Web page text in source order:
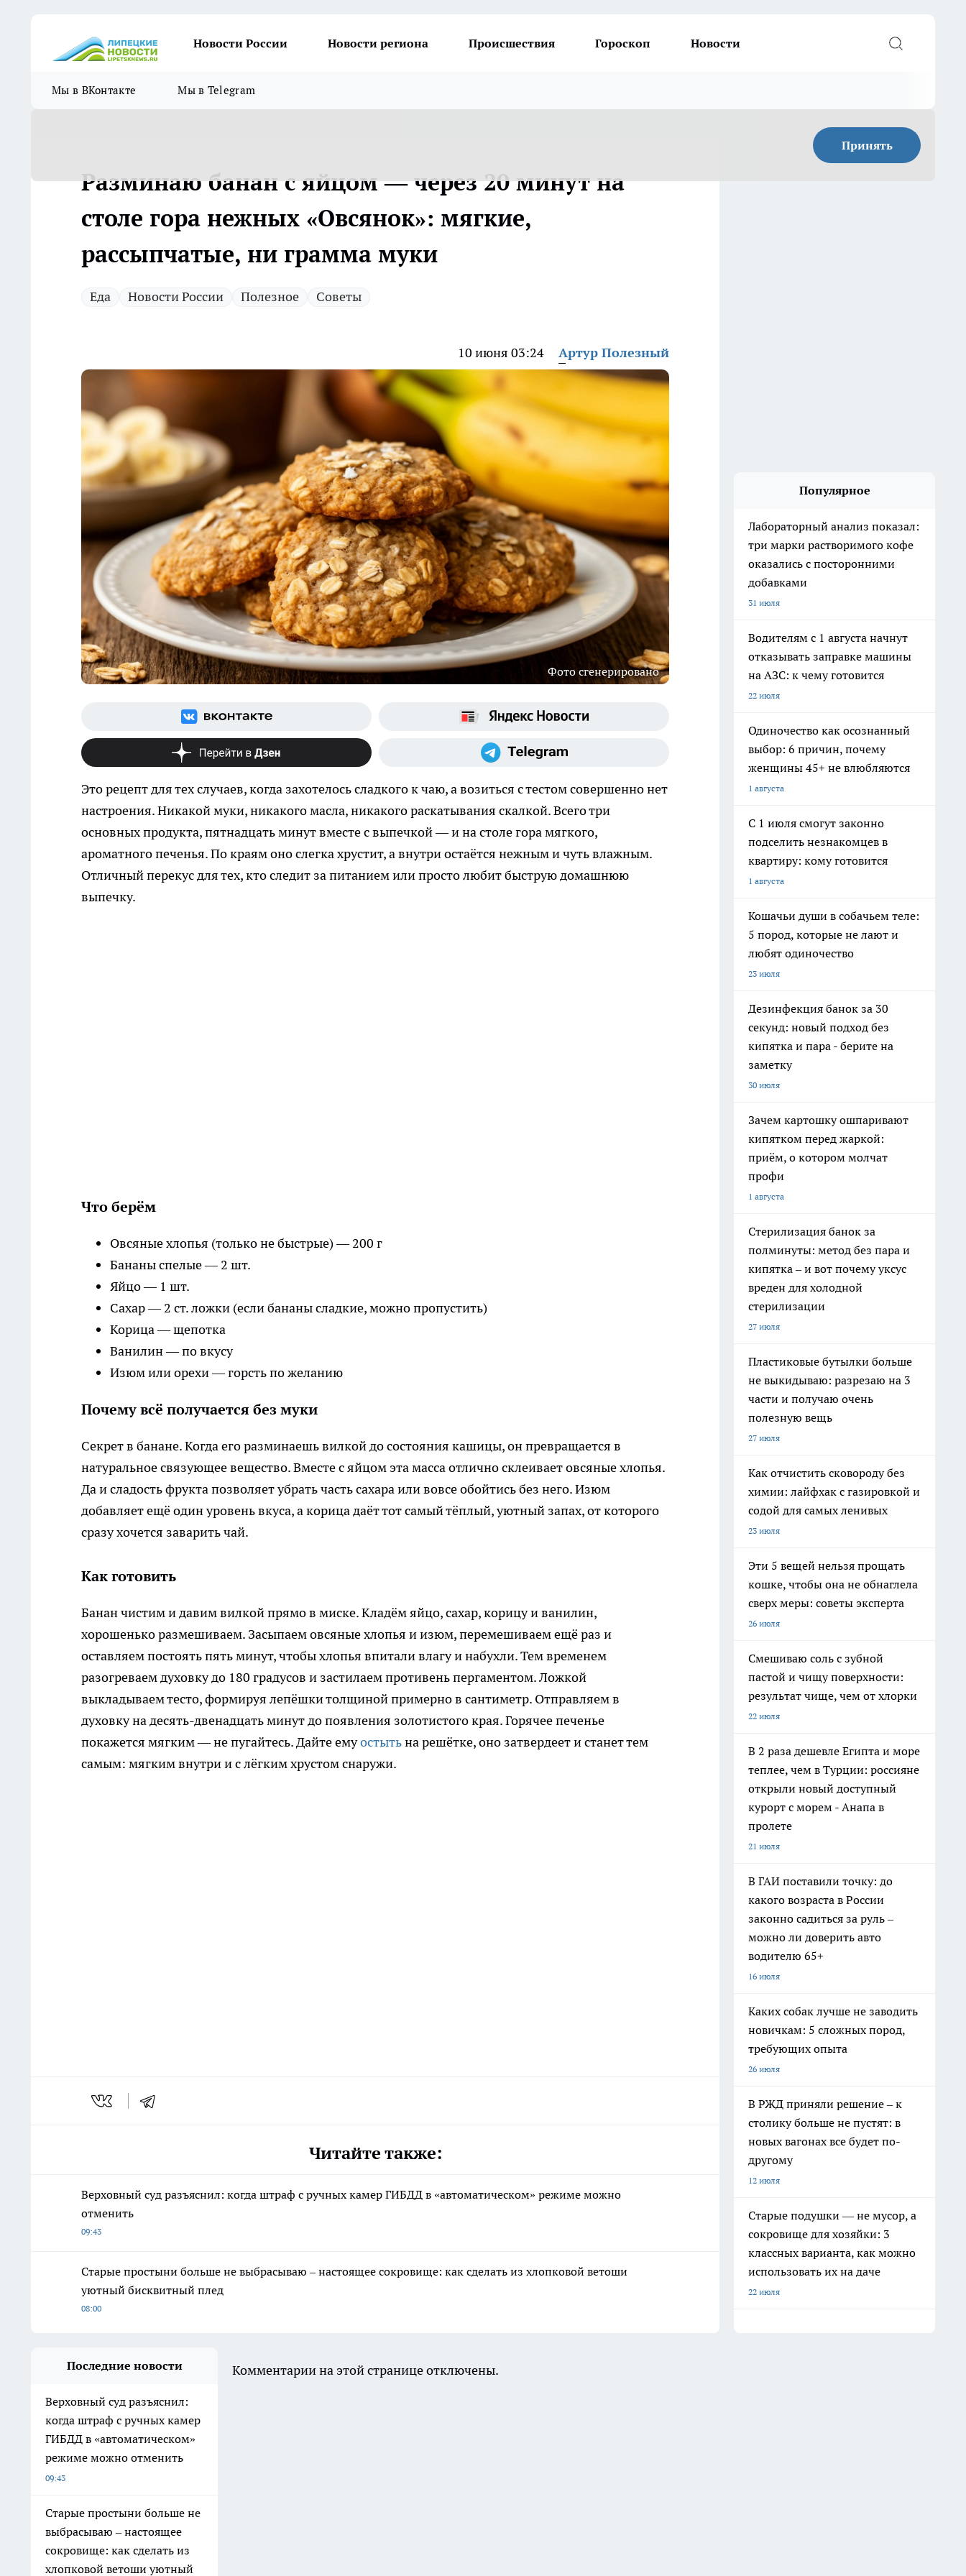
Новости России Новости региона Происшествия Гороскоп Новости
Мы в ВКонтакте Мы в Telegram
Принять
Разминаю банан с яйцом — через 20 минут на
столе гора нежных «Овсянок»: мягкие,
рассыпчатые, ни грамма муки
Еда Новости России Полезное Советы
10 июня 03:24 Артур Полезный
Фото сгенерировано
Это рецепт для тех случаев, когда захотелось сладкого к чаю, а возиться с тестом совершенно нет
настроения. Никакой муки, никакого масла, никакого раскатывания скалкой. Всего три
основных продукта, пятнадцать минут вместе с выпечкой — и на столе гора мягкого,
ароматного печенья. По краям оно слегка хрустит, а внутри остаётся нежным и чуть влажным.
Отличный перекус для тех, кто следит за питанием или просто любит быструю домашнюю
выпечку.
Что берём
Овсяные хлопья (только не быстрые) — 200 г
Бананы спелые — 2 шт.
Яйцо — 1 шт.
Сахар — 2 ст. ложки (если бананы сладкие, можно пропустить)
Корица — щепотка
Ванилин — по вкусу
Изюм или орехи — горсть по желанию
Почему всё получается без муки
Секрет в банане. Когда его разминаешь вилкой до состояния кашицы, он превращается в
натуральное связующее вещество. Вместе с яйцом эта масса отлично склеивает овсяные хлопья.
Да и сладость фрукта позволяет убрать часть сахара или вовсе обойтись без него. Изюм
добавляет ещё один уровень вкуса, а корица даёт тот самый тёплый, уютный запах, от которого
сразу хочется заварить чай.
Как готовить
Банан чистим и давим вилкой прямо в миске. Кладём яйцо, сахар, корицу и ванилин,
хорошенько размешиваем. Засыпаем овсяные хлопья и изюм, перемешиваем ещё раз и
оставляем постоять пять минут, чтобы хлопья впитали влагу и набухли. Тем временем
разогреваем духовку до 180 градусов и застилаем противень пергаментом. Ложкой
выкладываем тесто, формируя лепёшки толщиной примерно в сантиметр. Отправляем в
духовку на десять-двенадцать минут до появления золотистого края. Горячее печенье
покажется мягким — не пугайтесь. Дайте емуостытьна решётке, оно затвердеет и станет тем
самым: мягким внутри и с лёгким хрустом снаружи.
Читайте также:
Верховный суд разъяснил: когда штраф с ручных камер ГИБДД в «автоматическом» режиме можно
отменить
09:43
Старые простыни больше не выбрасываю – настоящее сокровище: как сделать из хлопковой ветоши
уютный бисквитный плед
08:00
Популярное
Лабораторный анализ показал:
три марки растворимого кофе
оказались с посторонними
добавками
31 июля
Водителям с 1 августа начнут
отказывать заправке машины
на АЗС: к чему готовится
22 июля
Одиночество как осознанный
выбор: 6 причин, почему
женщины 45+ не влюбляются
1 августа
С 1 июля смогут законно
подселить незнакомцев в
квартиру: кому готовится
1 августа
Кошачьи души в собачьем теле:
5 пород, которые не лают и
любят одиночество
23 июля
Дезинфекция банок за 30
секунд: новый подход без
кипятка и пара - берите на
заметку
30 июля
Зачем картошку ошпаривают
кипятком перед жаркой:
приём, о котором молчат
профи
1 августа
Стерилизация банок за
полминуты: метод без пара и
кипятка – и вот почему уксус
вреден для холодной
стерилизации
27 июля
Пластиковые бутылки больше
не выкидываю: разрезаю на 3
части и получаю очень
полезную вещь
27 июля
Как отчистить сковороду без
химии: лайфхак с газировкой и
содой для самых ленивых
23 июля
Эти 5 вещей нельзя прощать
кошке, чтобы она не обнаглела
сверх меры: советы эксперта
26 июля
Смешиваю соль с зубной
пастой и чищу поверхности:
результат чище, чем от хлорки
22 июля
В 2 раза дешевле Египта и море
теплее, чем в Турции: россияне
открыли новый доступный
курорт с морем - Анапа в
пролете
21 июля
В ГАИ поставили точку: до
какого возраста в России
законно садиться за руль –
можно ли доверить авто
водителю 65+
16 июля
Каких собак лучше не заводить
новичкам: 5 сложных пород,
требующих опыта
26 июля
В РЖД приняли решение – к
столику больше не пустят: в
новых вагонах все будет по-
другому
12 июля
Старые подушки — не мусор, а
сокровище для хозяйки: 3
классных варианта, как можно
использовать их на даче
22 июля
Последние новости
Верховный суд разъяснил:
когда штраф с ручных камер
ГИБДД в «автоматическом»
режиме можно отменить
09:43
Старые простыни больше не
выбрасываю – настоящее
сокровище: как сделать из
хлопковой ветоши уютный
Комментарии на этой странице отключены.